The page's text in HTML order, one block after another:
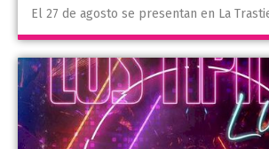
El 27 de agosto se presentan en La